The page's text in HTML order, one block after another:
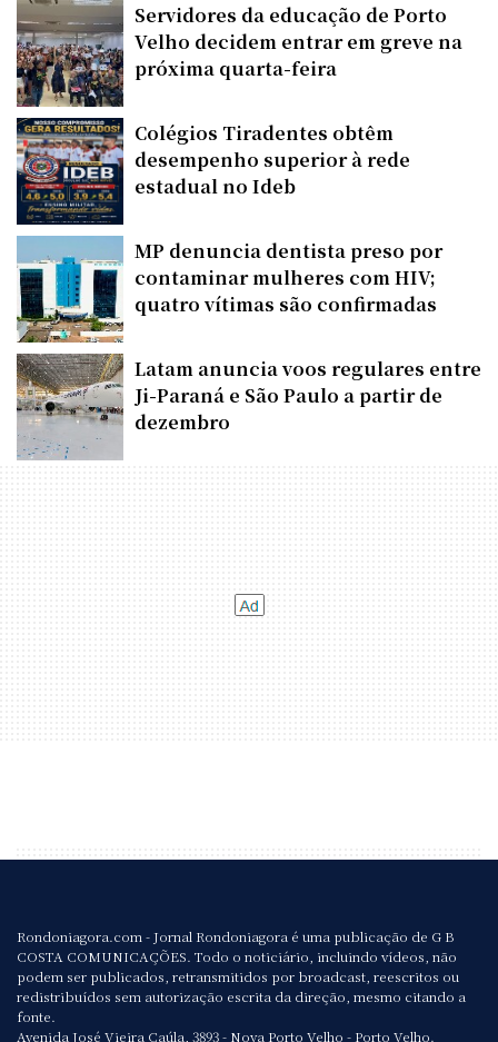
Servidores da educação de Porto
Velho decidem entrar em greve na
próxima quarta-feira
Colégios Tiradentes obtêm
desempenho superior à rede
estadual no Ideb
MP denuncia dentista preso por
contaminar mulheres com HIV;
quatro vítimas são confirmadas
Latam anuncia voos regulares entre
Ji-Paraná e São Paulo a partir de
dezembro
Rondoniagora.com - Jornal Rondoniagora é uma publicação de G B
COSTA COMUNICAÇÕES. Todo o noticiário, incluindo vídeos, não
podem ser publicados, retransmitidos por broadcast, reescritos ou
redistribuídos sem autorização escrita da direção, mesmo citando a
fonte.
Avenida José Vieira Caúla, 3893 - Nova Porto Velho - Porto Velho.